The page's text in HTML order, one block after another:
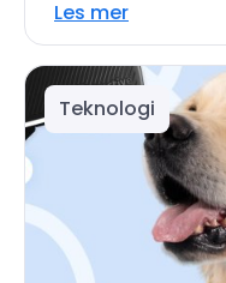
Les mer
Teknologi